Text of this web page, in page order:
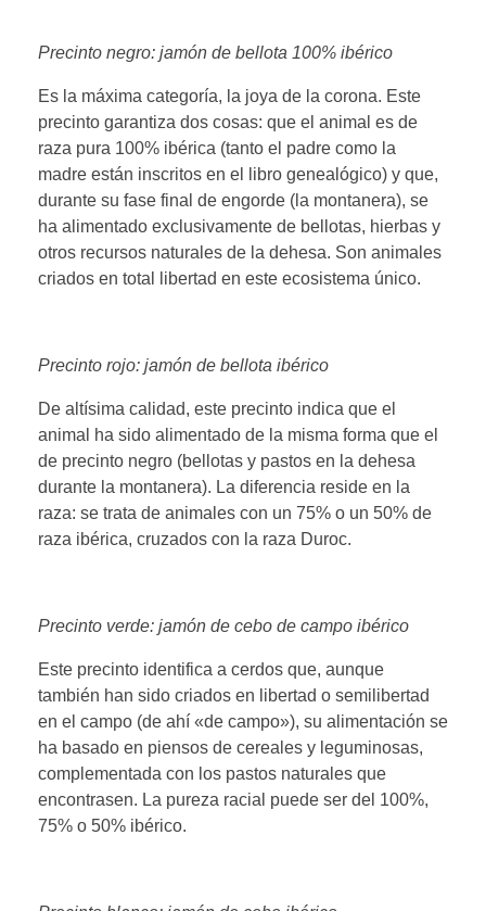
Precinto negro: jamón de bellota 100% ibérico
Es la máxima categoría, la joya de la corona. Este
precinto garantiza dos cosas: que el animal es de
raza pura 100% ibérica (tanto el padre como la
madre están inscritos en el libro genealógico) y que,
durante su fase final de engorde (la montanera), se
ha alimentado exclusivamente de bellotas, hierbas y
otros recursos naturales de la dehesa. Son animales
criados en total libertad en este ecosistema único.
Precinto rojo: jamón de bellota ibérico
De altísima calidad, este precinto indica que el
animal ha sido alimentado de la misma forma que el
de precinto negro (bellotas y pastos en la dehesa
durante la montanera). La diferencia reside en la
raza: se trata de animales con un 75% o un 50% de
raza ibérica, cruzados con la raza Duroc.
Precinto verde: jamón de cebo de campo ibérico
Este precinto identifica a cerdos que, aunque
también han sido criados en libertad o semilibertad
en el campo (de ahí «de campo»), su alimentación se
ha basado en piensos de cereales y leguminosas,
complementada con los pastos naturales que
encontrasen. La pureza racial puede ser del 100%,
75% o 50% ibérico.